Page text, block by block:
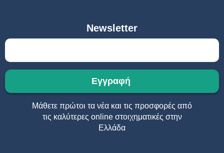
Newsletter
Μάθετε πρώτοι τα νέα και τις προσφορές από
τις καλύτερες online στοιχηματικές στην
Ελλάδα